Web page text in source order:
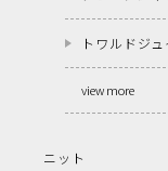
トワルドジ
view more
ニット